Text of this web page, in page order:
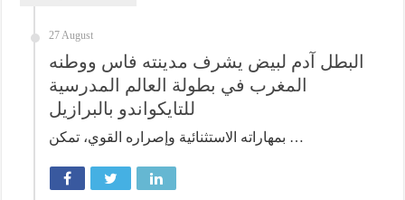
27 August
البطل آدم لبيض يشرف مدينته فاس ووطنه
المغرب في بطولة العالم المدرسية
للتايكواندو بالبرازيل
بمهاراته الاستثنائية وإصراره القوي، تمكن …